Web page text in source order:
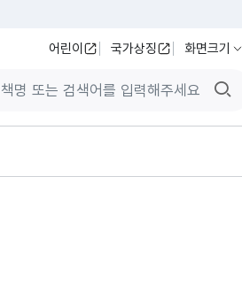
어린이 국가상징 화면크기